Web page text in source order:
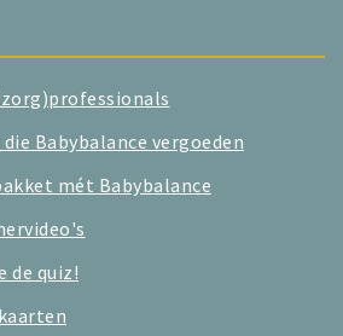
Babybalance vergoeden
mét Babybalance
de quiz!